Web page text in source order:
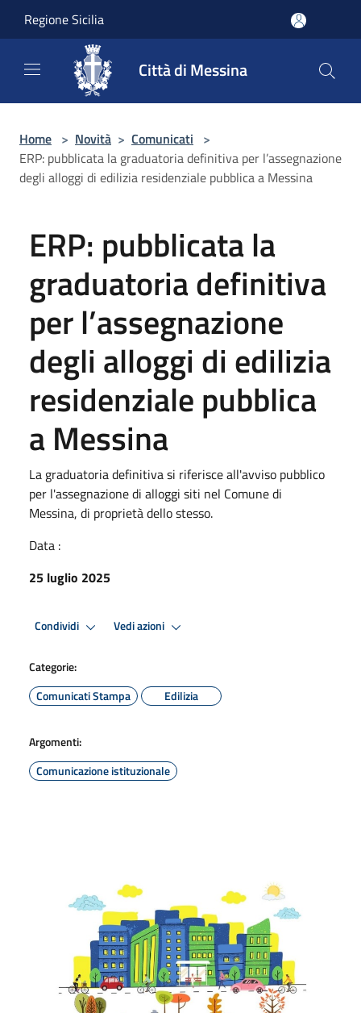
Regione Sicilia
Città di Messina
Home > Novità > Comunicati >
ERP: pubblicata la graduatoria definitiva per l’assegnazione
degli alloggi di edilizia residenziale pubblica a Messina
ERP: pubblicata la
graduatoria definitiva
per l’assegnazione
degli alloggi di edilizia
residenziale pubblica
a Messina
La graduatoria definitiva si riferisce all'avviso pubblico
per l'assegnazione di alloggi siti nel Comune di
Messina, di proprietà dello stesso.
Data :
25 luglio 2025
Condividi Vedi azioni
Categorie:
Comunicati Stampa
Edilizia
Argomenti:
Comunicazione istituzionale